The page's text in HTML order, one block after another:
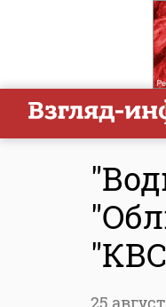
25